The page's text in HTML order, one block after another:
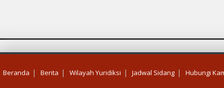
Beranda | Berita | Wilayah Yuridiksi | Jadwal Sidang | Hubungi